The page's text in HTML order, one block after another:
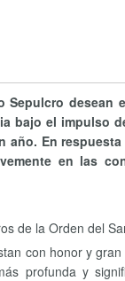
Sepulcro
bajo el impulso
año. En
en las
de la Orden del
con honor y
profunda y